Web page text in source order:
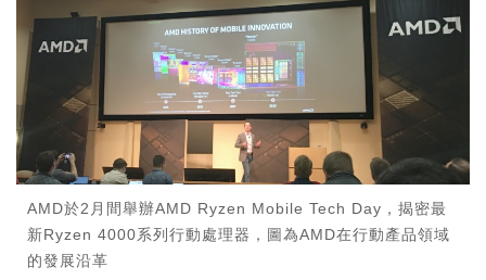
AMD於2月間舉辦AMD Ryzen Mobile Tech Day，揭密最
新Ryzen 4000系列行動處理器，圖為AMD在行動產品領域
的發展沿革